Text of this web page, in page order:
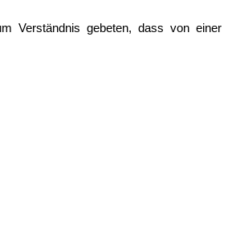
Verständnis gebeten, dass von einer